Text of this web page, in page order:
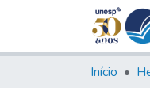
Início